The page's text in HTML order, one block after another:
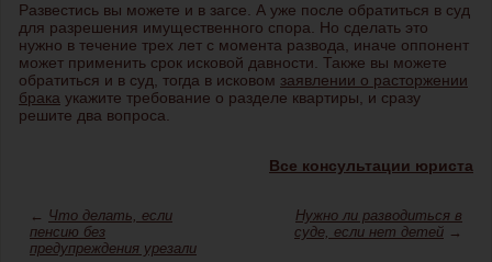
Развестись вы можете и в загсе. А уже после обратиться в суд
для разрешения имущественного спора. Но сделать это
нужно в течение трех лет с момента развода, иначе оппонент
может применить срок исковой давности. Также вы можете
обратиться и в суд, тогда в исковом заявлении о расторжении
брака укажите требование о разделе квартиры, и сразу
решите два вопроса.
Все консультации юриста
← Что делать, если
пенсию без
предупреждения урезали
Нужно ли разводиться в
суде, если нет детей →